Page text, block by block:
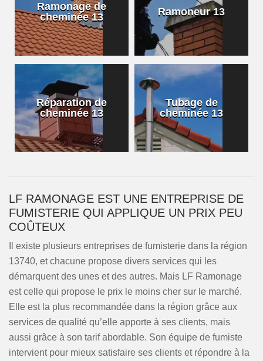
Ramonage de
cheminée 13
Ramoneur 13
Réparation de
cheminée 13
Tubage de
cheminée 13
LF RAMONAGE EST UNE ENTREPRISE DE
FUMISTERIE QUI APPLIQUE UN PRIX PEU
COÛTEUX
Il existe plusieurs entreprises de fumisterie dans la région
13740, et chacune propose divers services qui les
démarquent des unes et des autres. Mais LF Ramonage
est celle qui propose le prix le moins cher sur le marché.
Elle est la plus recommandée dans la région grâce aux
services de qualité qu’elle apporte à ses clients, mais
aussi grâce à son tarif abordable. Son équipe de fumiste
intervient pour mieux satisfaire ses clients et répondre à la